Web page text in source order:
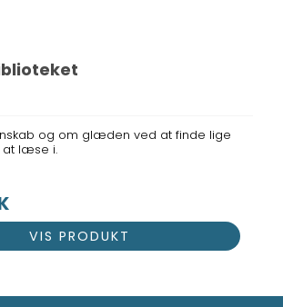
og om glæden ved at finde lige
at læse i.
VIS PRODUKT